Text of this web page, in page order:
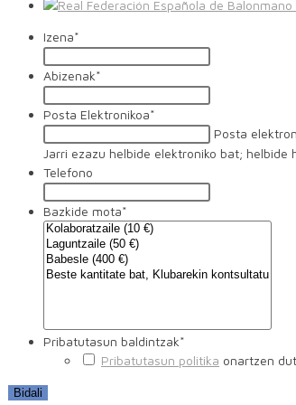
Izena*
Abizenak*
Posta Elektronikoa*
Posta
Jarri ezazu helbide elektroniko bat;
Telefono
Bazkide mota*
Pribatutasun baldintzak*
Pribatutasun politika onartzen dut